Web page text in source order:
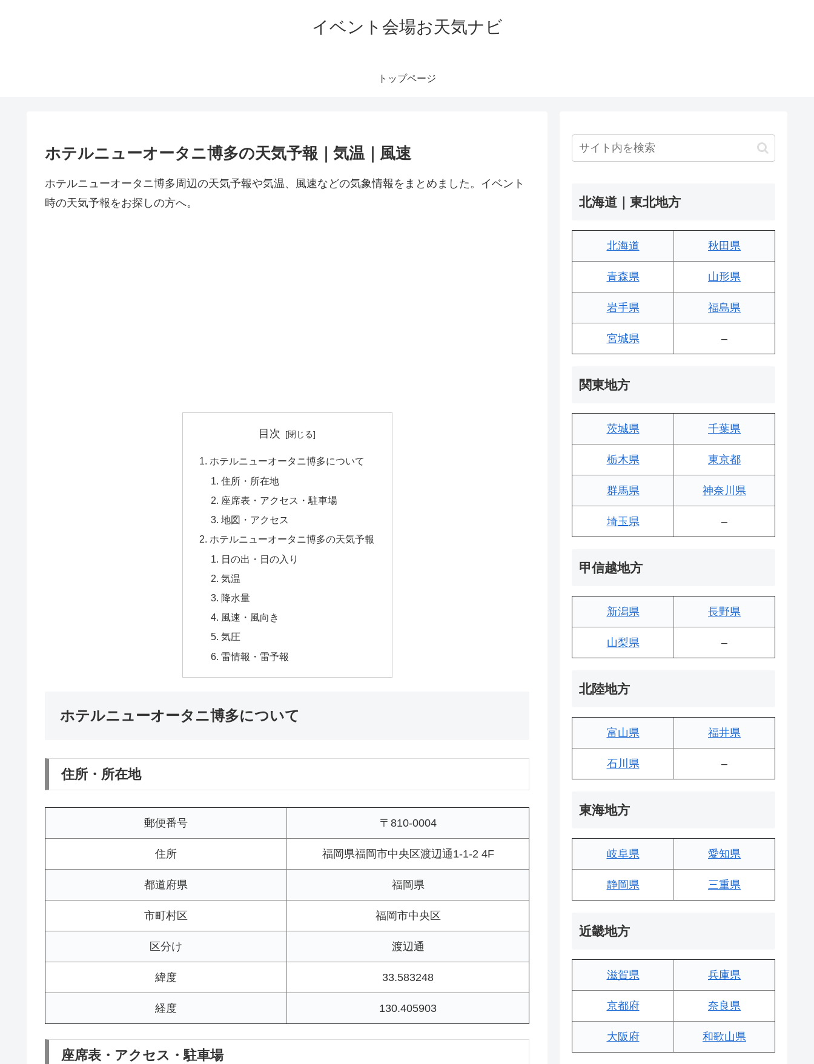
イベント会場お天気ナビ
トップページ
ホテルニューオータニ博多の天気予報｜気温｜風速
ホテルニューオータニ博多周辺の天気予報や気温、風速などの気象情報をまとめました。イベント
時の天気予報をお探しの方へ。
目次
ホテルニューオータニ博多について
住所・所在地
座席表・アクセス・駐車場
地図・アクセス
ホテルニューオータニ博多の天気予報
日の出・日の入り
気温
降水量
風速・風向き
気圧
雷情報・雷予報
ホテルニューオータニ博多について
住所・所在地
郵便番号 〒810-0004
住所 福岡県福岡市中央区渡辺通1-1-2 4F
都道府県 福岡県
市町村区 福岡市中央区
区分け 渡辺通
緯度 33.583248
経度 130.405903
座席表・アクセス・駐車場
北海道｜東北地方
北海道 秋田県
青森県 山形県
岩手県 福島県
宮城県 –
関東地方
茨城県 千葉県
栃木県 東京都
群馬県 神奈川県
埼玉県 –
甲信越地方
新潟県 長野県
山梨県 –
北陸地方
富山県 福井県
石川県 –
東海地方
岐阜県 愛知県
静岡県 三重県
近畿地方
滋賀県 兵庫県
京都府 奈良県
大阪府 和歌山県